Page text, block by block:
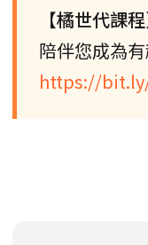
【橘世代課程
陪伴您成為
https://